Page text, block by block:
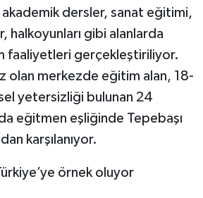
dersler, sanat eğitimi,
halkoyunları gibi alanlarda
faaliyetleri gerçekleştiriliyor.
olan merkezde eğitim alan, 18-
yetersizliği bulunan 24
da eğitmen eşliğinde Tepebaşı
karşılanıyor.
örnek oluyor